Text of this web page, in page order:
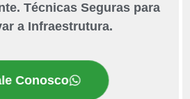
Técnicas Seguras para
a Infraestrutura.
Conosco